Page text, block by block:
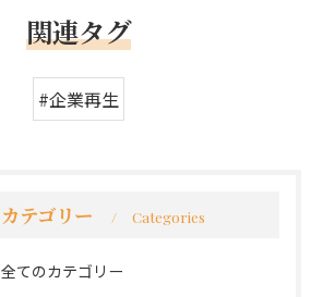
関連タグ
#企業再生
カテゴリー Categories
全てのカテゴリー